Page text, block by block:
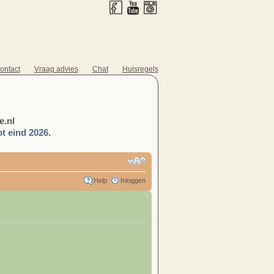
Vraag advies Chat Huisregels
eind 2026.
Help Inloggen